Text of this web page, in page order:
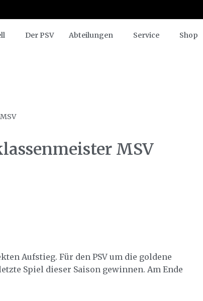
Der PSV Abteilungen Service Shop
MSV
Aufstieg. Für den PSV um die goldene
Spiel dieser Saison gewinnen. Am Ende